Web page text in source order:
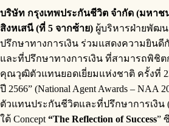
บริษัท กรุงเทพประกันชีวิต จำกัด (มหาช
สิงหเสนี (ที่ 5 จากซ้าย) ผู้บริหารฝ่ายพัฒ
ปรึกษาทางการเงิน ร่วมแสดงความยินดี
และที่ปรึกษาทางการเงิน ที่สามารถพิชิต
คุณวุฒิตัวแทนยอดเยี่ยมแห่งชาติ ครั้งที่
ปี 2566” (National Agent Awards – NAA
ตัวแทนประกันชีวิตและที่ปรึกษาการเงิน
ใต้ Concept “The Reflection of Success”